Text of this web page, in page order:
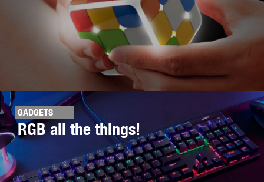
GADGETS
RGB all the things!